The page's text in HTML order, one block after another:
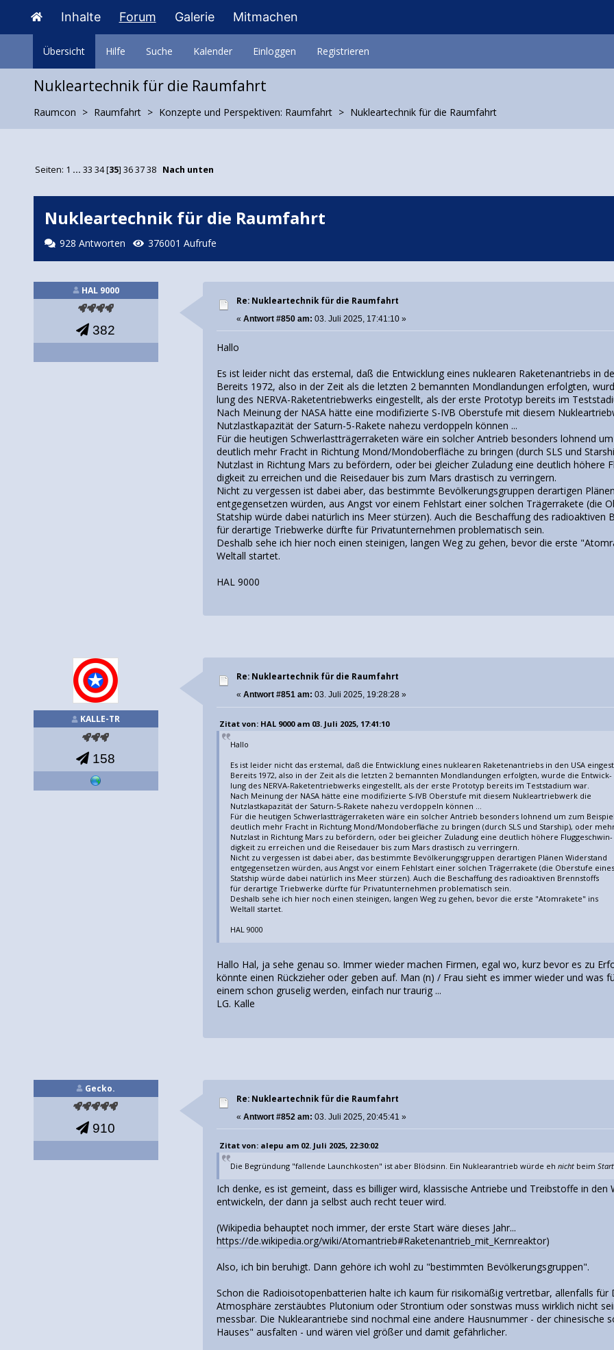
Inhalte Forum Galerie Mitmachen
Übersicht Hilfe Suche Kalender Einloggen Registrieren
Nukleartechnik für die Raumfahrt
Raumcon Raumfahrt Konzepte und Perspektiven: Raumfahrt Nukleartechnik für die Raumfahrt
Seiten: 1 ...33 34[35]363738 Nach unten
Nukleartechnik für die Raumfahrt
928 Antworten 376001 Aufrufe
HAL 9000
382
Re: Nukleartechnik für die Raumfahrt
«Antwort #850 am: 03. Juli 2025, 17:41:10 »
Hallo
Es ist leider nicht das erstemal, daß die Entwicklung eines nuklearen Raketenantriebs in
Bereits 1972, also in der Zeit als die letzten 2 bemannten Mondlandungen erfolgten,
lung des NERVA-Raketentriebwerks eingestellt, als der erste Prototyp bereits im
Nach Meinung der NASA hätte eine modifizierte S-IVB Oberstufe mit diesem
Nutzlastkapazität der Saturn-5-Rakete nahezu verdoppeln können ...
Für die heutigen Schwerlastträgerraketen wäre ein solcher Antrieb besonders lohnend
deutlich mehr Fracht in Richtung Mond/Mondoberfläche zu bringen (durch SLS und
Nutzlast in Richtung Mars zu befördern, oder bei gleicher Zuladung eine deutlich höhere
digkeit zu erreichen und die Reisedauer bis zum Mars drastisch zu verringern.
Nicht zu vergessen ist dabei aber, das bestimmte Bevölkerungsgruppen derartigen
entgegensetzen würden, aus Angst vor einem Fehlstart einer solchen Trägerrakete (die
Statship würde dabei natürlich ins Meer stürzen). Auch die Beschaffung des radioaktiven
für derartige Triebwerke dürfte für Privatunternehmen problematisch sein.
Deshalb sehe ich hier noch einen steinigen, langen Weg zu gehen, bevor die erste
Weltall startet.
HAL 9000
KALLE-TR
158
Re: Nukleartechnik für die Raumfahrt
«Antwort #851 am: 03. Juli 2025, 19:28:28 »
Zitat von: HAL 9000 am 03. Juli 2025, 17:41:10
Hallo
Es ist leider nicht das erstemal, daß die Entwicklung eines nuklearen Raketenantriebs in den USA
Bereits 1972, also in der Zeit als die letzten 2 bemannten Mondlandungen erfolgten, wurde die Entwick-
lung des NERVA-Raketentriebwerks eingestellt, als der erste Prototyp bereits im Teststadium war.
Nach Meinung der NASA hätte eine modifizierte S-IVB Oberstufe mit diesem Nukleartriebwerk die
Nutzlastkapazität der Saturn-5-Rakete nahezu verdoppeln können ...
Für die heutigen Schwerlastträgerraketen wäre ein solcher Antrieb besonders lohnend um zum Beispiel
deutlich mehr Fracht in Richtung Mond/Mondoberfläche zu bringen (durch SLS und Starship), oder
Nutzlast in Richtung Mars zu befördern, oder bei gleicher Zuladung eine deutlich höhere Fluggeschwin-
digkeit zu erreichen und die Reisedauer bis zum Mars drastisch zu verringern.
Nicht zu vergessen ist dabei aber, das bestimmte Bevölkerungsgruppen derartigen Plänen Widerstand
entgegensetzen würden, aus Angst vor einem Fehlstart einer solchen Trägerrakete (die Oberstufe eines
Statship würde dabei natürlich ins Meer stürzen). Auch die Beschaffung des radioaktiven Brennstoffs
für derartige Triebwerke dürfte für Privatunternehmen problematisch sein.
Deshalb sehe ich hier noch einen steinigen, langen Weg zu gehen, bevor die erste "Atomrakete" ins
Weltall startet.
HAL 9000
Hallo Hal, ja sehe genau so. Immer wieder machen Firmen, egal wo, kurz bevor es zu
könnte einen Rückzieher oder geben auf. Man (n) / Frau sieht es immer wieder und was
einem schon gruselig werden, einfach nur traurig ...
LG. Kalle
Gecko.
910
Re: Nukleartechnik für die Raumfahrt
«Antwort #852 am: 03. Juli 2025, 20:45:41 »
Zitat von: alepu am 02. Juli 2025, 22:30:02
Die Begründung "fallende Launchkosten" ist aber Blödsinn. Ein Nuklearantrieb würde eh nichtbeim Start
Ich denke, es ist gemeint, dass es billiger wird, klassische Antriebe und Treibstoffe in
entwickeln, der dann ja selbst auch recht teuer wird.
(Wikipedia behauptet noch immer, der erste Start wäre dieses Jahr...
https://de.wikipedia.org/wiki/Atomantrieb#Raketenantrieb_mit_Kernreaktor)
Also, ich bin beruhigt. Dann gehöre ich wohl zu "bestimmten Bevölkerungsgruppen".
Schon die Radioisotopenbatterien halte ich kaum für risikomäßig vertretbar, allenfalls für
Atmosphäre zerstäubtes Plutonium oder Strontium oder sonstwas muss wirklich nicht
messbar. Die Nuklearantriebe sind nochmal eine andere Hausnummer - der chinesische
Hauses" ausfalten - und wären viel größer und damit gefährlicher.